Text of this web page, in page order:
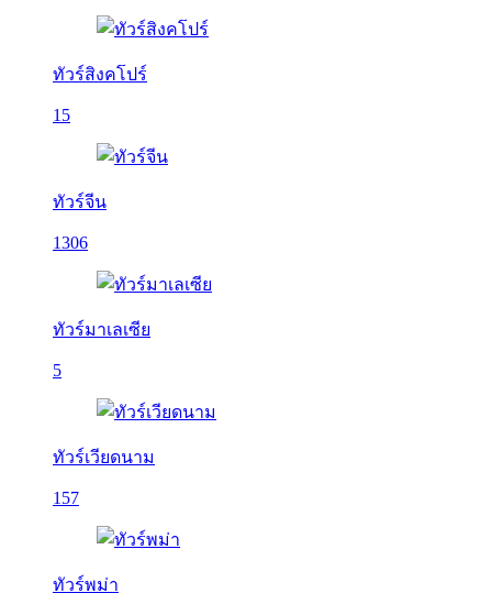
ทัวร์สิงคโปร์
15
ทัวร์จีน
1306
ทัวร์มาเลเซีย
5
ทัวร์เวียดนาม
157
ทัวร์พม่า